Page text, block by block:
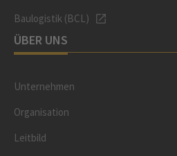
Baulogistik (BCL)
ÜBER UNS
Unternehmen
Organisation
Leitbild